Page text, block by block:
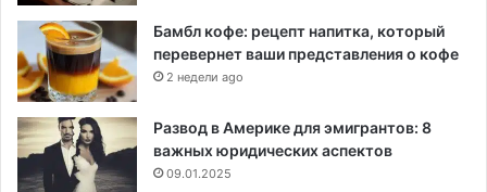
Бамбл кофе: рецепт напитка, который
перевернет ваши представления о кофе
2 недели ago
Развод в Америке для эмигрантов: 8
важных юридических аспектов
09.01.2025